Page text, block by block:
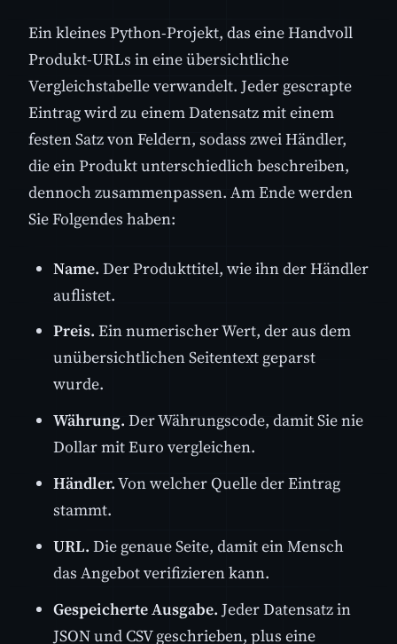
Ein kleines Python-Projekt, das eine Handvoll
Produkt-URLs in eine übersichtliche
Vergleichstabelle verwandelt. Jeder gescrapte
Eintrag wird zu einem Datensatz mit einem
festen Satz von Feldern, sodass zwei Händler,
die ein Produkt unterschiedlich beschreiben,
dennoch zusammenpassen. Am Ende werden
Sie Folgendes haben:
Name. Der Produkttitel, wie ihn der Händler
auflistet.
Preis. Ein numerischer Wert, der aus dem
unübersichtlichen Seitentext geparst
wurde.
Währung. Der Währungscode, damit Sie nie
Dollar mit Euro vergleichen.
Händler.Von welcher Quelle der Eintrag
stammt.
URL. Die genaue Seite, damit ein Mensch
das Angebot verifizieren kann.
Gespeicherte Ausgabe. Jeder Datensatz in
JSON und CSV geschrieben, plus eine